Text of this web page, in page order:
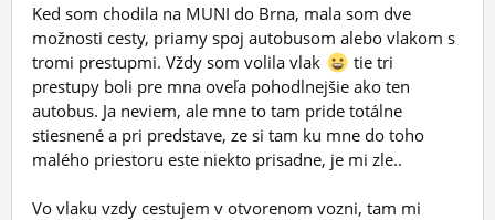
Ked som chodila na MUNI do Brna, mala som dve
možnosti cesty, priamy spoj autobusom alebo vlakom s
tromi prestupmi. Vždy som volila vlak
tie tri
prestupy boli pre mna oveľa pohodlnejšie ako ten
autobus. Ja neviem, ale mne to tam pride totálne
stiesnené a pri predstave, ze si tam ku mne do toho
malého priestoru este niekto prisadne, je mi zle..
Vo vlaku vzdy cestujem v otvorenom vozni, tam mi